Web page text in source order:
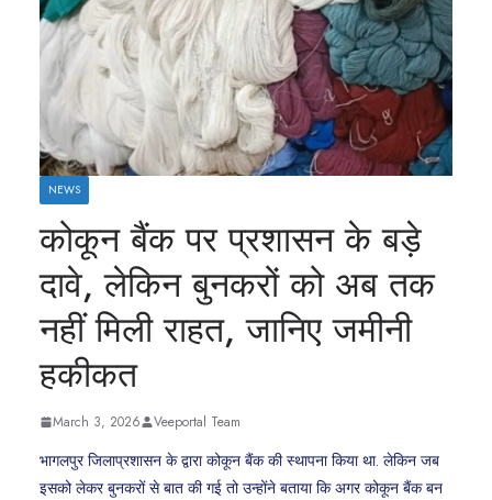
NEWS
कोकून बैंक पर प्रशासन के बड़े
दावे, लेकिन बुनकरों को अब तक
नहीं मिली राहत, जानिए जमीनी
हकीकत
March 3, 2026 Veeportal Team
भागलपुर जिलाप्रशासन के द्वारा कोकून बैंक की स्थापना किया था. लेकिन जब
इसको लेकर बुनकरों से बात की गई तो उन्होंने बताया कि अगर कोकून बैंक बन